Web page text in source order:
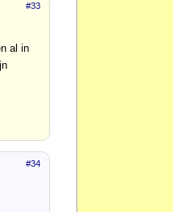
#33
al in
#34